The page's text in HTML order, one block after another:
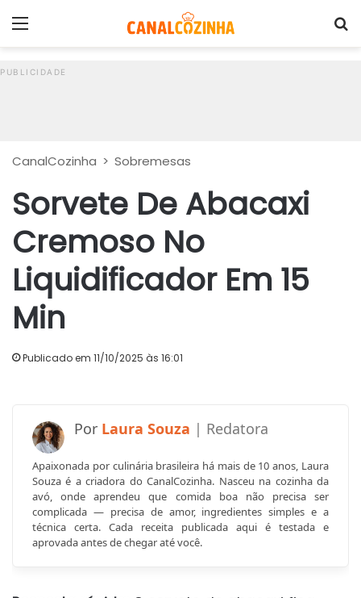
CanalCozinha > Sobremesas
Sorvete De Abacaxi
Cremoso No
Liquidificador Em 15
Min
Publicado em 11/10/2025 às 16:01
Laura Souza
Apaixonada por culinária brasileira há mais de 10 anos, Laura
Souza é a criadora do CanalCozinha. Nasceu na cozinha da
avó, onde aprendeu que comida boa não precisa ser
complicada — precisa de amor, ingredientes simples e a
técnica certa. Cada receita publicada aqui é testada e
aprovada antes de chegar até você.